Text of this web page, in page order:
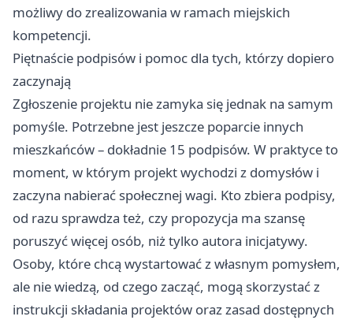
możliwy do zrealizowania w ramach miejskich
kompetencji.
Piętnaście podpisów i pomoc dla tych, którzy dopiero
zaczynają
Zgłoszenie projektu nie zamyka się jednak na samym
pomyśle. Potrzebne jest jeszcze poparcie innych
mieszkańców – dokładnie 15 podpisów. W praktyce to
moment, w którym projekt wychodzi z domysłów i
zaczyna nabierać społecznej wagi. Kto zbiera podpisy,
od razu sprawdza też, czy propozycja ma szansę
poruszyć więcej osób, niż tylko autora inicjatywy.
Osoby, które chcą wystartować z własnym pomysłem,
ale nie wiedzą, od czego zacząć, mogą skorzystać z
instrukcji składania projektów oraz zasad dostępnych